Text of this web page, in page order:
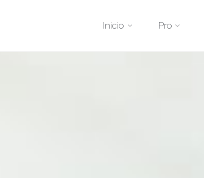
Inicio Pro